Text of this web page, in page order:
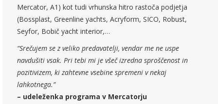
Mercator, A1) kot tudi vrhunska hitro rastoča podjetja
(Bossplast, Greenline yachts, Acryform, SICO, Robust,
Seyfor, Bobič yacht interior,…
“Srečujem se z veliko predavatelji, vendar me ne uspe
navdušiti vsak. Pri tebi mi je všeč izredna sproščenost in
pozitivizem, ki zahtevne vsebine spremeni v nekaj
lahkotnega.”
– udeleženka programa v Mercatorju